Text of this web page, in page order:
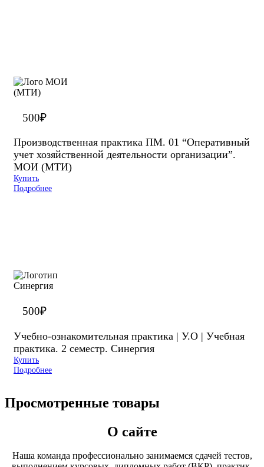
500₽
Производственная практика ПМ. 01 “Оперативный
учет хозяйственной деятельности организации”.
МОИ (МТИ)
Купить
Подробнее
500₽
Учебно-ознакомительная практика | У.О | Учебная
практика. 2 семестр. Синергия
Купить
Подробнее
Просмотренные товары
О сайте
Наша команда профессионально занимаемся сдачей тестов,